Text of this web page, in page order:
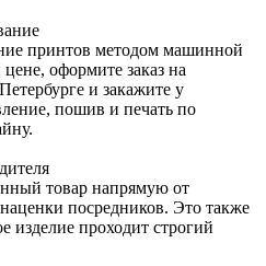
принтов методом машинной
оформите заказ на
и закажите у
пошив и печать по
товар напрямую от
посредников. Это также
изделие проходит строгий